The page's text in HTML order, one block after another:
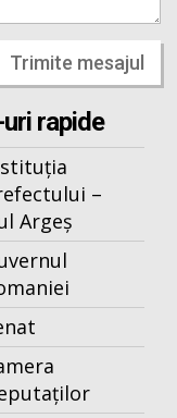
Trimite mesajul
rapide
–
Argeș